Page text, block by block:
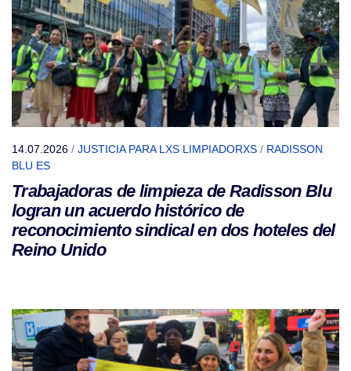
14.07.2026 / JUSTICIA PARA LXS LIMPIADORXS / RADISSON
BLU ES
Trabajadoras de limpieza de Radisson Blu
logran un acuerdo histórico de
reconocimiento sindical en dos hoteles del
Reino Unido